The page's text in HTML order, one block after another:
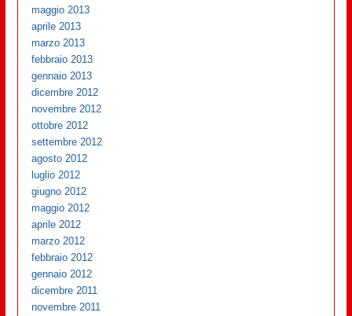
maggio 2013
aprile 2013
marzo 2013
febbraio 2013
gennaio 2013
dicembre 2012
novembre 2012
ottobre 2012
settembre 2012
agosto 2012
luglio 2012
giugno 2012
maggio 2012
aprile 2012
marzo 2012
febbraio 2012
gennaio 2012
dicembre 2011
novembre 2011